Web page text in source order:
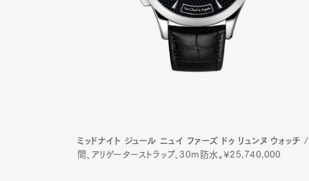
ミッドナイト ジュール ニュイ ファーズ ドゥ リュンヌ ウォッチ /
間、アリゲーターストラップ、30m防水。¥25,740,000